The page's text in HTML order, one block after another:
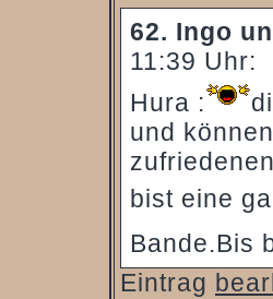
62. Ingo
11:39 Uhr:
Hura :
und
bist eine
Bande.Bis
Eintrag